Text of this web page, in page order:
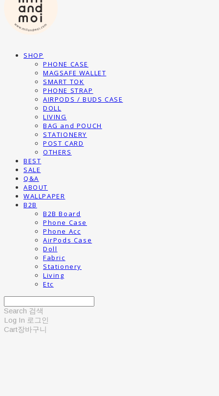
SHOP
PHONE CASE
MAGSAFE WALLET
SMART TOK
PHONE STRAP
AIRPODS / BUDS CASE
DOLL
LIVING
BAG and POUCH
STATIONERY
POST CARD
OTHERS
BEST
SALE
Q&A
ABOUT
WALLPAPER
B2B
B2B Board
Phone Case
Phone Acc
AirPods Case
Doll
Fabric
Stationery
Living
Etc
Search 검색
Log In 로그인
Cart장바구니